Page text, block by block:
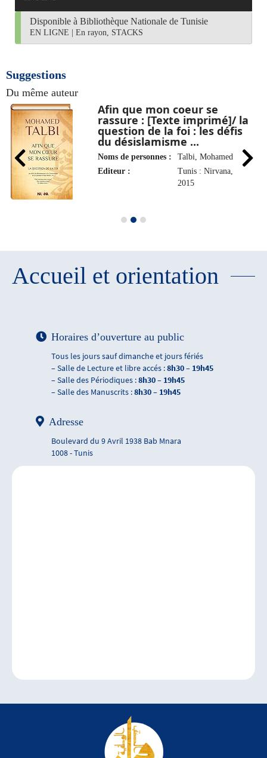
Disponible à Bibliothèque Nationale de Tunisie
EN LIGNE En rayon, STACKS
Suggestions
Du même auteur
Afin que mon coeur se
rassure : [Texte imprimé]/ la
question de la foi : les défis
du désislamisme ...
Noms de personnes :
Talbi, Mohamed
Editeur :
Tunis : Nirvana,
2015
Accueil et orientation
Horaires d’ouverture au public
Tous les jours sauf dimanche et jours fériés
– Salle de Lecture et libre accés :8h30 – 19h45
– Salle des Périodiques :8h30 – 19h45
– Salle des Manuscrits :8h30 – 19h45
Adresse
Boulevard du 9 Avril 1938 Bab Mnara
1008 - Tunis